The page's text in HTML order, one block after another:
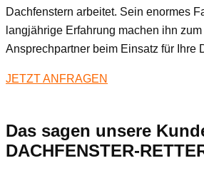
Dachfenstern arbeitet. Sein enormes
langjährige Erfahrung machen ihn
Ansprechpartner beim Einsatz für Ihre
JETZT ANFRAGEN
Das sagen unsere
DACHFENSTER-